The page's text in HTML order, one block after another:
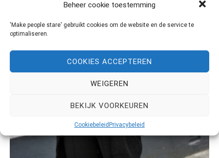
Beheer cookie toestemming
'Make people stare' gebruikt cookies om de website en de service te
optimaliseren.
COOKIES ACCEPTEREN
WEIGEREN
BEKIJK VOORKEUREN
Cookiebeleid Privacybeleid